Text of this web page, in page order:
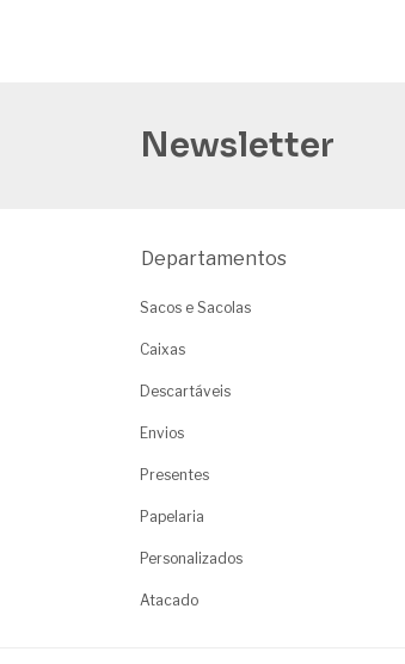
Newsletter
Departamentos
Sacos e Sacolas
Caixas
Descartáveis
Envios
Presentes
Papelaria
Personalizados
Atacado